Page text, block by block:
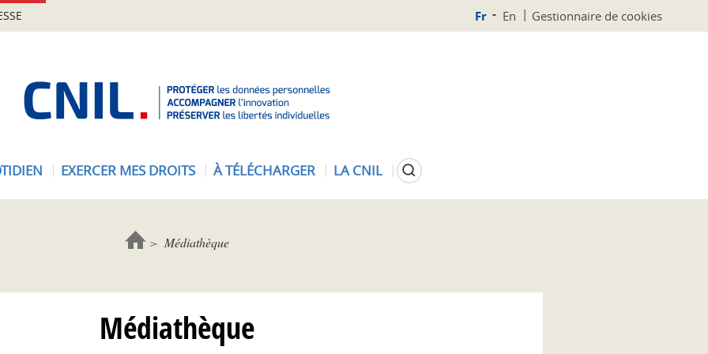
Fr En Gestionnaire de cookies
EXERCER MES DROITS À TÉLÉCHARGER LA CNIL Rechercher
Médiathèque
Médiathèque